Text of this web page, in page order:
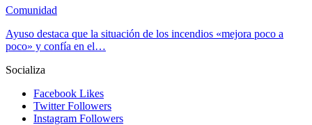
Comunidad
Ayuso destaca que la situación de los incendios «mejora poco a
poco» y confía en el…
Socializa
Facebook Likes
Twitter Followers
Instagram Followers